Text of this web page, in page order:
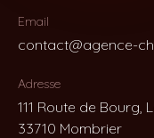
Email
contact@agence-
Adresse
111 Route de Bourg,
33710 Mombrier
Email
contact@agence-
Adresse
111 Route de Bourg,
33710 Mombrier